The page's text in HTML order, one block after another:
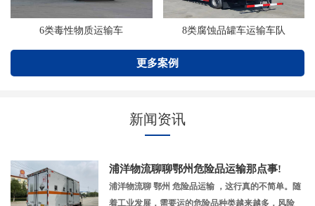
6类毒性物质运输车 8类腐蚀品罐车运输车队
更多案例
新闻资讯
浦洋物流聊聊鄂州危险品运输那点事!
浦洋物流聊 鄂州 危险品运输 ，这行真的不简单。随
着工业发展，需要运的危险品种类越来越多，风险